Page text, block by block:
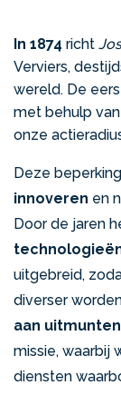
In 1874 richt
Verviers,
wereld. De
met behulp
onze
Deze
innoveren en
Door de jaren
uitgebreid,
diverser
aan
missie, waarbij
diensten